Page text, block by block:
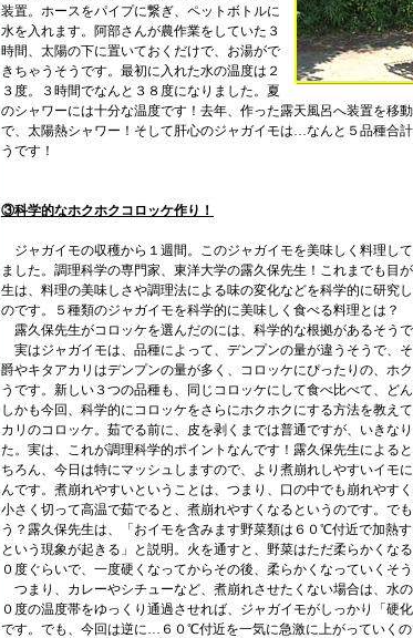
装置。ホースをパイプに繋ぎ、ペットボトルに
水を入れます。阿部さんが農作業をしていた３
時間、太陽の下に置いておくだけで、お湯がで
きちゃうそうです。最初に入れた水の温度は２
３度。３時間でなんと３８度になりました。夏
のシャワーには十分な温度です！去年、作った露天風呂へ装置を移
で、太陽熱シャワー！そして肝心のジャガイモは…なんと５品種合
うです！
③科学的なホクホクコロッケ作り！
ジャガイモの収穫から１週間。このジャガイモを美味しく料理し
ました。調理科学の専門家、東洋大学の露久保先生！これまでも目
生は、料理の美味しさや調理法による味の変化などを科学的に研究
のです。５種類のジャガイモを科学的に美味しく食べる料理とは？
露久保先生がコロッケを選んだのには、科学的な根拠があるそうで
実はジャガイモは、品種によって、デンプンの量が違うそうで、
爵やキタアカリはデンプンの量が多く、コロッケにぴったりの、ホ
うです。新しい３つの品種も、同じコロッケにして食べ比べて、ど
しかも今回、科学的にコロッケをさらにホクホクにする方法を教え
カリのコロッケ。茹でる前に、皮を剥くまでは普通ですが、いきな
た。実は、これが調理科学的ポイントなんです！露久保先生による
ちろん、今日は特にマッシュしますので、より煮崩れしやすいイモ
んです。煮崩れやすいということは、つまり、口の中でも崩れやす
小さく切って高温で茹でると、煮崩れやすくなるというのです。で
う？露久保先生は、「おイモを含みます野菜類は６０℃付近で加熱
という現象が起きる」と説明。火を通すと、野菜はただ柔らかくな
０度ぐらいで、一度硬くなってからその後、柔らかくなっていくそう
つまり、カレーやシチューなど、煮崩れさせたくない場合は、水
０度の温度帯をゆっくり通過させれば、ジャガイモがしっかり「硬
です。でも、今回は逆に…６０℃付近を一気に急激に上がっていく